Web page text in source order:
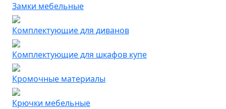
Замки мебельные
Комплектующие для диванов
Комплектующие для шкафов купе
Кромочные материалы
Крючки мебельные